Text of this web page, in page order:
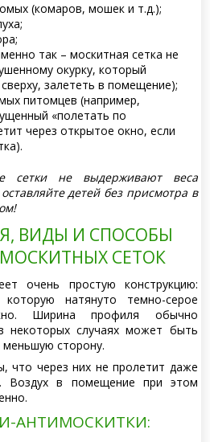
(комаров, мошек и т.д.);
так – москитная сетка не
окурку, который
залететь в помещение);
питомцев (например,
«полетать по
через открытое окно, если
сетки не выдерживают веса
детей без присмотра в
ВИДЫ И СПОСОБЫ
СЕТОК
очень простую конструкцию:
натянуто темно-серое
Ширина профиля обычно
некоторых случаях может быть
сторону.
что через них не пролетит даже
Воздух в помещение при этом
АНТИМОСКИТКИ: